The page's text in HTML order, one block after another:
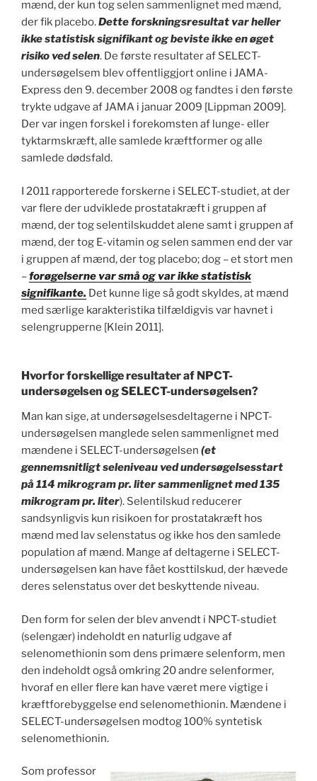
mænd, der kun tog selen sammenlignet med mænd,
der fik placebo.Dette forskningsresultat var heller
ikke statistisk signifikant og beviste ikke en øget
risiko ved selen. De første resultater af SELECT-
undersøgelsem blev offentliggjort online i JAMA-
Express den 9. december 2008 og fandtes i den første
trykte udgave af JAMA i januar 2009 [Lippman 2009].
Der var ingen forskel i forekomsten af lunge- eller
tyktarmskræft, alle samlede kræftformer og alle
samlede dødsfald.
I 2011 rapporterede forskerne i SELECT-studiet, at der
var flere der udviklede prostatakræft i gruppen af
mænd, der tog selentilskuddet alene samt i gruppen af
mænd, der tog E-vitamin og selen sammen end der var
i gruppen af mænd, der tog placebo; dog – et stort men
–forøgelserne var små og var ikke statistisk
signifikante. Det kunne lige så godt skyldes, at mænd
med særlige karakteristika tilfældigvis var havnet i
selengrupperne [Klein 2011].
Hvorfor forskellige resultater af NPCT-
undersøgelsen og SELECT-undersøgelsen?
Man kan sige, at undersøgelsesdeltagerne i NPCT-
undersøgelsen manglede selen sammenlignet med
mændene i SELECT-undersøgelsen (et
gennemsnitligt seleniveau ved undersøgelsesstart
på 114 mikrogram pr. liter sammenlignet med 135
mikrogram pr. liter). Selentilskud reducerer
sandsynligvis kun risikoen for prostatakræft hos
mænd med lav selenstatus og ikke hos den samlede
population af mænd. Mange af deltagerne i SELECT-
undersøgelsen kan have fået kosttilskud, der hævede
deres selenstatus over det beskyttende niveau.
Den form for selen der blev anvendt i NPCT-studiet
(selengær) indeholdt en naturlig udgave af
selenomethionin som dens primære selenform, men
den indeholdt også omkring 20 andre selenformer,
hvoraf en eller flere kan have været mere vigtige i
kræftforebyggelse end selenomethionin. Mændene i
SELECT-undersøgelsen modtog 100% syntetisk
selenomethionin.
Som professor